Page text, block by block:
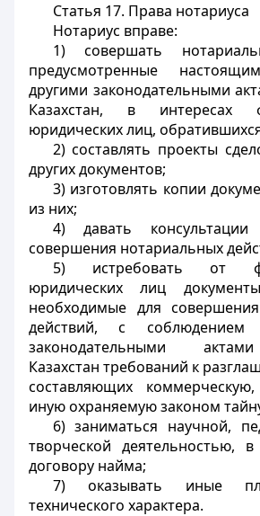
Статья 17. Права нотариуса
Нотариус вправе:
1) совершать
предусмотренные
другими законодательными
Казахстан, в интересах
юридических лиц,
2) составлять проекты
других документов;
3) изготовлять копии
из них;
4) давать
совершения нотариальных
5) истребовать от
юридических лиц
необходимые для
действий, с соблюдением
законодательными
Казахстан требований к
составляющих
иную охраняемую законом
6) заниматься научной,
творческой деятельностью,
договору найма;
7) оказывать иные
технического характера.